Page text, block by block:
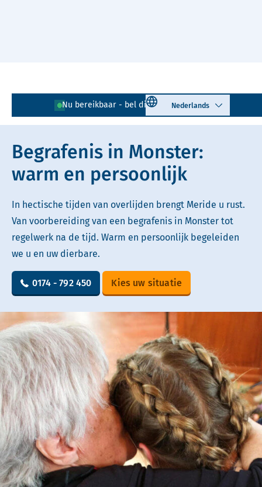
Nu bereikbaar - bel direct! 0174 - 792 450
Select language
Lees voor Uitleg woorden
Simpele tekst
Begrafenis in Monster:
warm en persoonlijk
In hectische tijden van overlijden brengt Meride u rust.
Van voorbereiding van een begrafenis in Monster tot
regelwerk na de tijd. Warm en persoonlijk begeleiden
we u en uw dierbare.
0174 - 792 450 Kies uw situatie